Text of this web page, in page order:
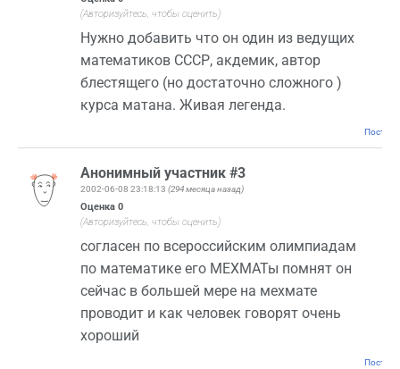
(Авторизуйтесь, чтобы оценить)
Нужно добавить что он один из ведущих
математиков СССР, акдемик, автор
блестящего (но достаточно сложного )
курса матана. Живая легенда.
Анонимный участник #3
2002-06-08 23:18:13 (294 месяца назад)
Оценка 0
(Авторизуйтесь, чтобы оценить)
согласен по всероссийским олимпиадам
по математике его МЕХМАТы помнят он
сейчас в большей мере на мехмате
проводит и как человек говорят очень
хороший